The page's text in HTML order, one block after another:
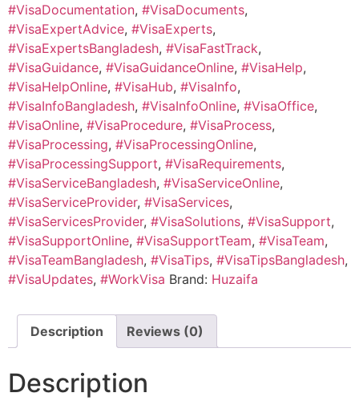
#VisaDocumentation, #VisaDocuments,
#VisaExpertAdvice, #VisaExperts,
#VisaExpertsBangladesh, #VisaFastTrack,
#VisaGuidance, #VisaGuidanceOnline, #VisaHelp,
#VisaHelpOnline, #VisaHub, #VisaInfo,
#VisaInfoBangladesh, #VisaInfoOnline, #VisaOffice,
#VisaOnline, #VisaProcedure, #VisaProcess,
#VisaProcessing, #VisaProcessingOnline,
#VisaProcessingSupport, #VisaRequirements,
#VisaServiceBangladesh, #VisaServiceOnline,
#VisaServiceProvider, #VisaServices,
#VisaServicesProvider, #VisaSolutions, #VisaSupport,
#VisaSupportOnline, #VisaSupportTeam, #VisaTeam,
#VisaTeamBangladesh, #VisaTips, #VisaTipsBangladesh,
#VisaUpdates, #WorkVisa Brand: Huzaifa
Description Reviews (0)
Description